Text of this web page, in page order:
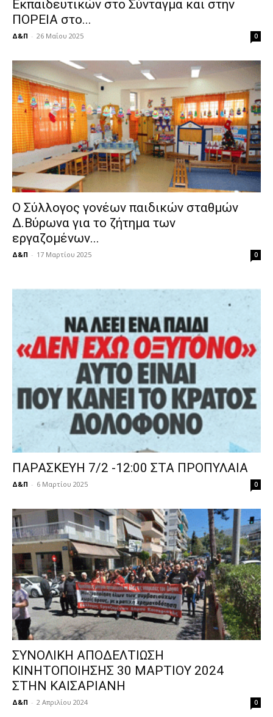
Εκπαιδευτικών στο Σύνταγμα και στην
ΠΟΡΕΙΑ στο...
Δ&Π - 26 Μαΐου 2025 0
Ο Σύλλογος γονέων παιδικών σταθμών
Δ.Βύρωνα για το ζήτημα των
εργαζομένων...
Δ&Π - 17 Μαρτίου 2025 0
ΠΑΡΑΣΚΕΥΗ 7/2 -12:00 ΣΤΑ ΠΡΟΠΥΛΑΙΑ
Δ&Π - 6 Μαρτίου 2025 0
ΣΥΝΟΛΙΚΗ ΑΠΟΔΕΛΤΙΩΣΗ
ΚΙΝΗΤΟΠΟΙΗΣΗΣ 30 ΜΑΡΤΙΟΥ 2024
ΣΤΗΝ ΚΑΙΣΑΡΙΑΝΗ
Δ&Π - 2 Απριλίου 2024 0